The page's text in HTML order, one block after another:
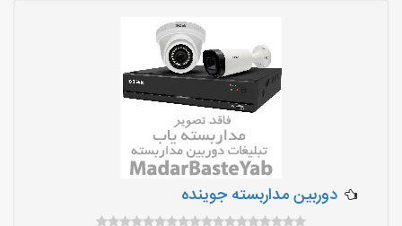
دوربین مداربسته جوینده